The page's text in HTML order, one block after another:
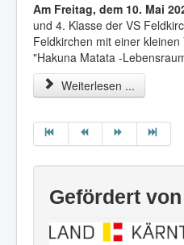
Am Freitag, dem 10. Mai
und 4. Klasse der VS
Feldkirchen mit einer
"Hakuna Matata -
Weiterlesen ...
Gefördert von